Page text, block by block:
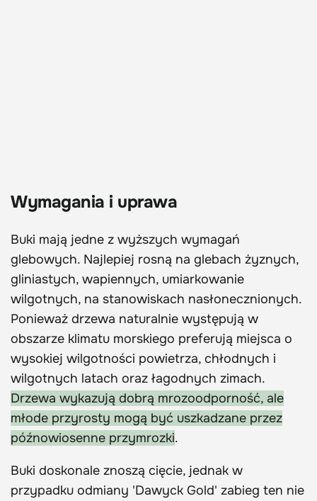
Wymagania i uprawa
Buki mają jedne z wyższych wymagań
glebowych. Najlepiej rosną na glebach żyznych,
gliniastych, wapiennych, umiarkowanie
wilgotnych, na stanowiskach nasłonecznionych.
Ponieważ drzewa naturalnie występują w
obszarze klimatu morskiego preferują miejsca o
wysokiej wilgotności powietrza, chłodnych i
wilgotnych latach oraz łagodnych zimach.
Drzewa wykazują dobrą mrozoodporność, ale
młode przyrosty mogą być uszkadzane przez
późnowiosenne przymrozki.
Buki doskonale znoszą cięcie, jednak w
przypadku odmiany 'Dawyck Gold' zabieg ten nie